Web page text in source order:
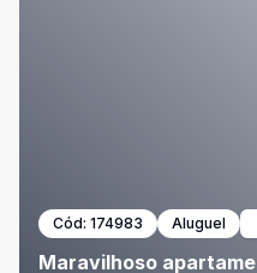
Cód: 174983 Aluguel
Maravilhoso